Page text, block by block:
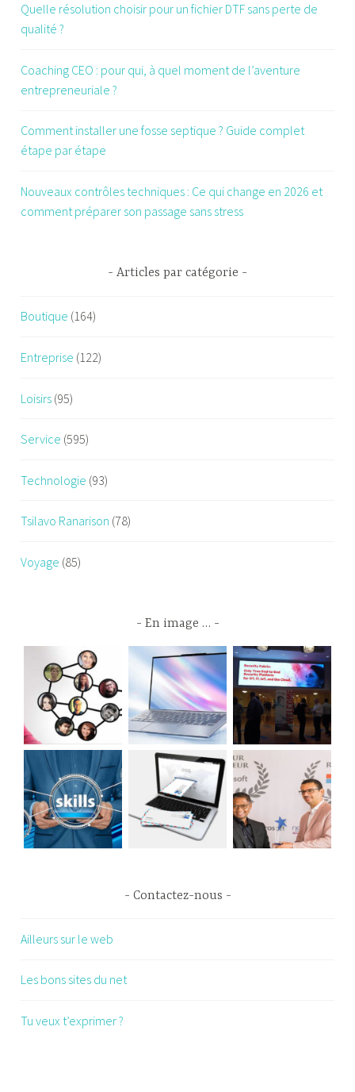
Quelle résolution choisir pour un fichier DTF sans perte de
qualité ?
Coaching CEO : pour qui, à quel moment de l’aventure
entrepreneuriale ?
Comment installer une fosse septique ? Guide complet
étape par étape
Nouveaux contrôles techniques : Ce qui change en 2026 et
comment préparer son passage sans stress
Articles par catégorie
Boutique (164)
Entreprise (122)
Loisirs (95)
Service (595)
Technologie (93)
Tsilavo Ranarison (78)
Voyage (85)
En image …
Contactez-nous
Ailleurs sur le web
Les bons sites du net
Tu veux t’exprimer ?